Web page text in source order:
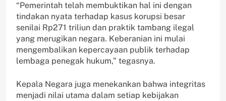
“Pemerintah telah membuktikan hal ini dengan
tindakan nyata terhadap kasus korupsi besar
senilai Rp271 triliun dan praktik tambang ilegal
yang merugikan negara. Keberanian ini mulai
mengembalikan kepercayaan publik terhadap
lembaga penegak hukum,” tegasnya.
Kepala Negara juga menekankan bahwa integritas
menjadi nilai utama dalam setiap kebijakan